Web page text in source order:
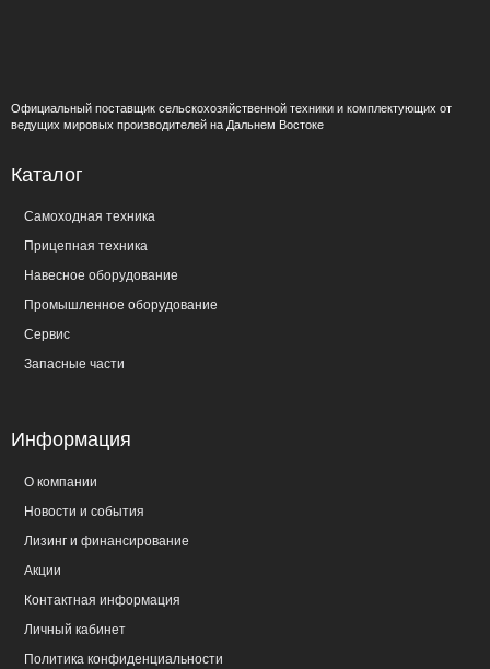
Официальный поставщик сельскохозяйственной техники и комплектующих от
ведущих мировых производителей на Дальнем Востоке
Каталог
Самоходная техника
Прицепная техника
Навесное оборудование
Промышленное оборудование
Сервис
Запасные части
Информация
О компании
Новости и события
Лизинг и финансирование
Акции
Контактная информация
Личный кабинет
Политика конфиденциальности